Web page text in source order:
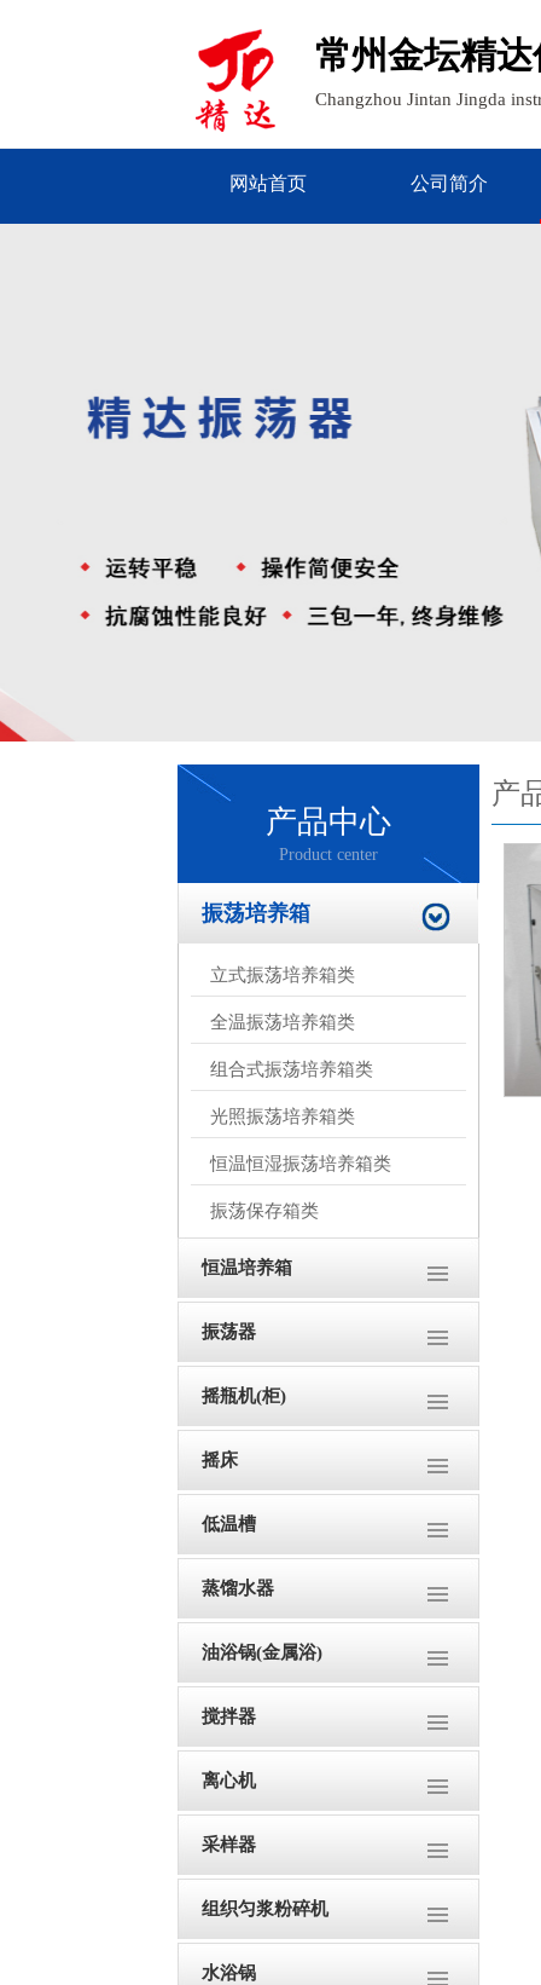
常州金坛精
Changzhou Jintan Jingda
网站首页 公司简介
产品中心
Product center
振荡培养箱
立式振荡培养箱类
全温振荡培养箱类
组合式振荡培养箱类
光照振荡培养箱类
恒温恒湿振荡培养箱类
振荡保存箱类
恒温培养箱
振荡器
摇瓶机(柜)
摇床
低温槽
蒸馏水器
油浴锅(金属浴)
搅拌器
离心机
采样器
组织匀浆粉碎机
水浴锅
产